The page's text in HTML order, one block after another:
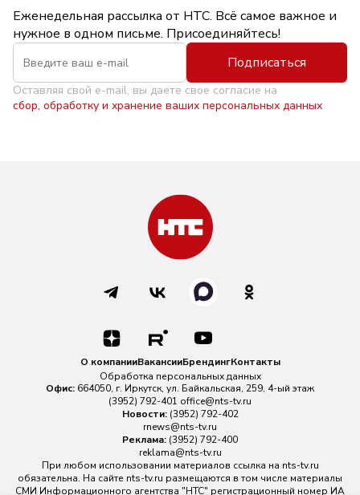
Еженедельная рассылка от НТС. Всё самое важное и
нужное в одном письме. Присоединяйтесь!
Подписаться
Оставляя свой e-mail, вы даете свое согласие на
сбор, обработку и хранение ваших персональных данных
О компанииВакансииБрендингКонтакты
Обработка персональных данных
Офис: 664050, г. Иркутск, ул. Байкальская, 259, 4-ый этаж
(3952) 792-401 office@nts-tv.ru
Новости: (3952) 792-402
rnews@nts-tv.ru
Реклама: (3952) 792-400
reklama@nts-tv.ru
При любом использовании материалов ссылка на nts-tv.ru
обязательна. На сайте nts-tv.ru размещаются в том числе материалы
СМИ Информационного агентства "НТС" регистрационный номер ИА